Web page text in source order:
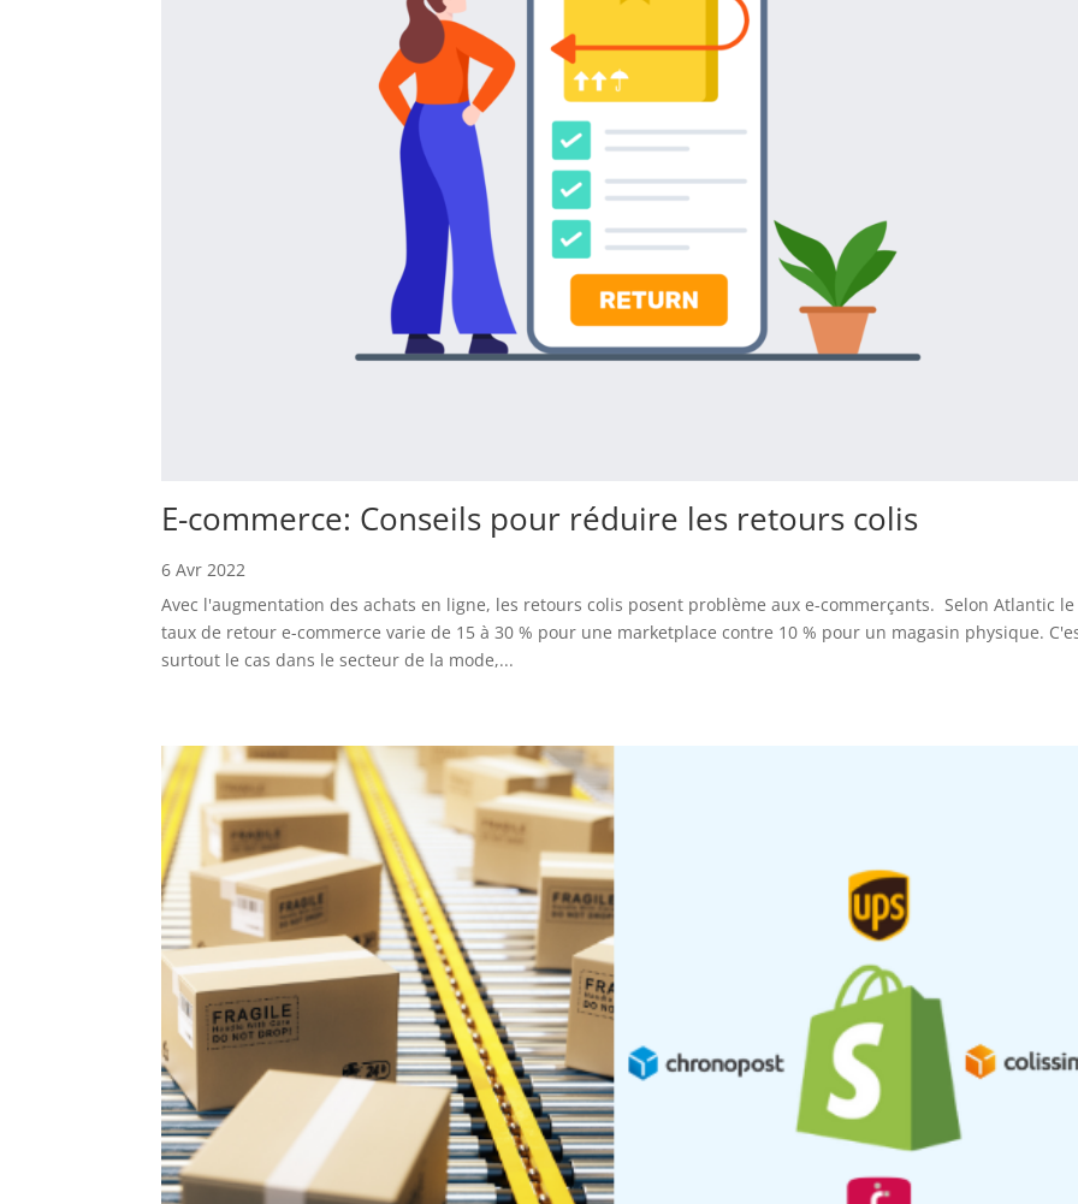
E-commerce: Conseils pour réduire les retours colis
6 Avr 2022
Avec l'augmentation des achats en ligne, les retours colis posent problème aux e-commerçants. Selon Atlantic le
taux de retour e-commerce varie de 15 à 30 % pour une marketplace contre 10 % pour un magasin physique.
surtout le cas dans le secteur de la mode,...